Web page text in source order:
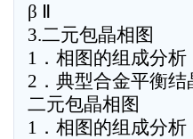
β Ⅱ
3.二元包晶相图
1．相图的组成分析
2．典型合金平衡
二元包晶相图
1．相图的组成分析